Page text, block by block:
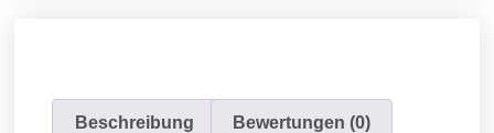
Beschreibung Bewertungen (0)